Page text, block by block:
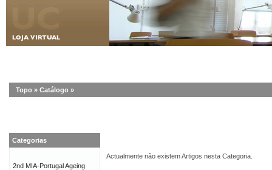
Topo » Catálogo »
Actualmente não existem Artigos nesta Categoria.
Categorias
2nd MIA-Portugal Ageing